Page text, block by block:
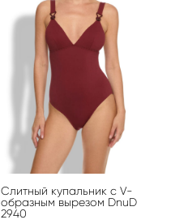
Слитный купальник с V-
образным вырезом DnuD
2940